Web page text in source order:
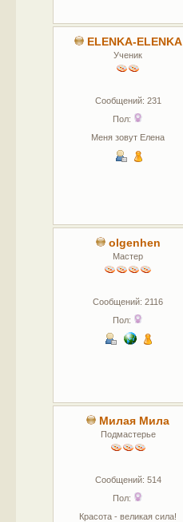
ELENKA-ELENKA
Ученик
Сообщений: 231
Пол:
Меня зовут Елена
olgenhen
Мастер
Сообщений: 2116
Пол:
Милая Мила
Подмастерье
Сообщений: 514
Пол:
Красота - великая сила!